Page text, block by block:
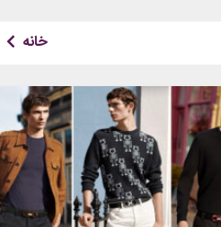
خانه